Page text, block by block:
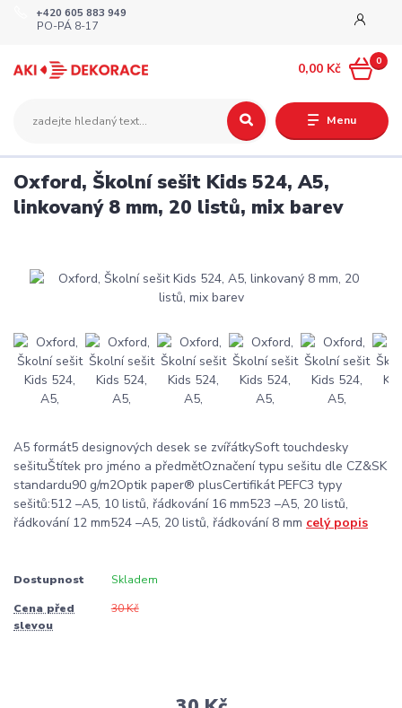
Menu
+420 605 883 949
PO-PÁ 8-17
0
0,00 Kč
Oxford, Školní sešit Kids 524, A5,
linkovaný 8 mm, 20 listů, mix barev
A5 formát5 designových desek se zvířátkySoft touchdesky
sešituŠtítek pro jméno a předmětOznačení typu sešitu dle CZ&SK
standardu90 g/m2Optik paper® plusCertifikát PEFC3 typy
sešitů:512 –A5, 10 listů, řádkování 16 mm523 –A5, 20 listů,
řádkování 12 mm524 –A5, 20 listů, řádkování 8 mm celý popis
Dostupnost Skladem
Cena před
slevou
30 Kč